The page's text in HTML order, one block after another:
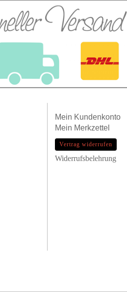
Mein Kundenkonto
Mein Merkzettel
Vertrag widerrufen
Widerrufsbelehrung